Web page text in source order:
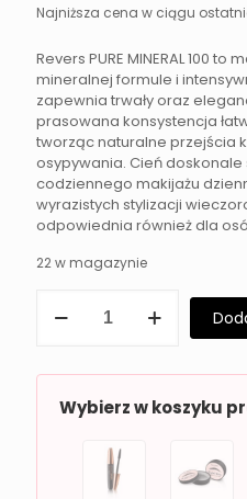
7,92 zł.
Najniższa cena w ciągu
Revers PURE MINERAL 100
mineralnej formule i
zapewnia trwały oraz
prasowana konsystencja
tworząc naturalne przejścia
osypywania. Cień
codziennego makijażu
wyrazistych stylizacji
odpowiednia również dla
22 w magazynie
Matowy
powiek
Revers
Wybierz w koszyku